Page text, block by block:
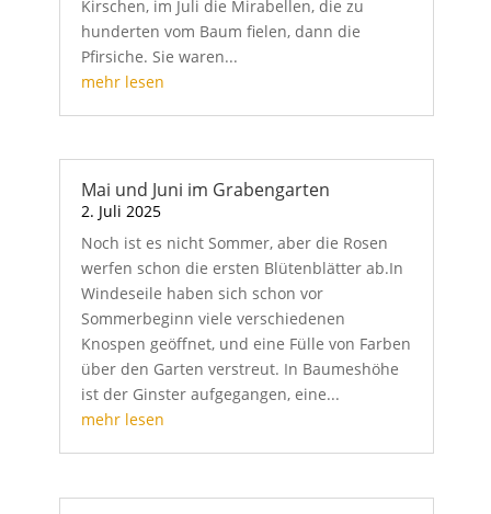
Kirschen, im Juli die Mirabellen, die zu
hunderten vom Baum fielen, dann die
Pfirsiche. Sie waren...
mehr lesen
Mai und Juni im Grabengarten
2. Juli 2025
Noch ist es nicht Sommer, aber die Rosen
werfen schon die ersten Blütenblätter ab.In
Windeseile haben sich schon vor
Sommerbeginn viele verschiedenen
Knospen geöffnet, und eine Fülle von Farben
über den Garten verstreut. In Baumeshöhe
ist der Ginster aufgegangen, eine...
mehr lesen